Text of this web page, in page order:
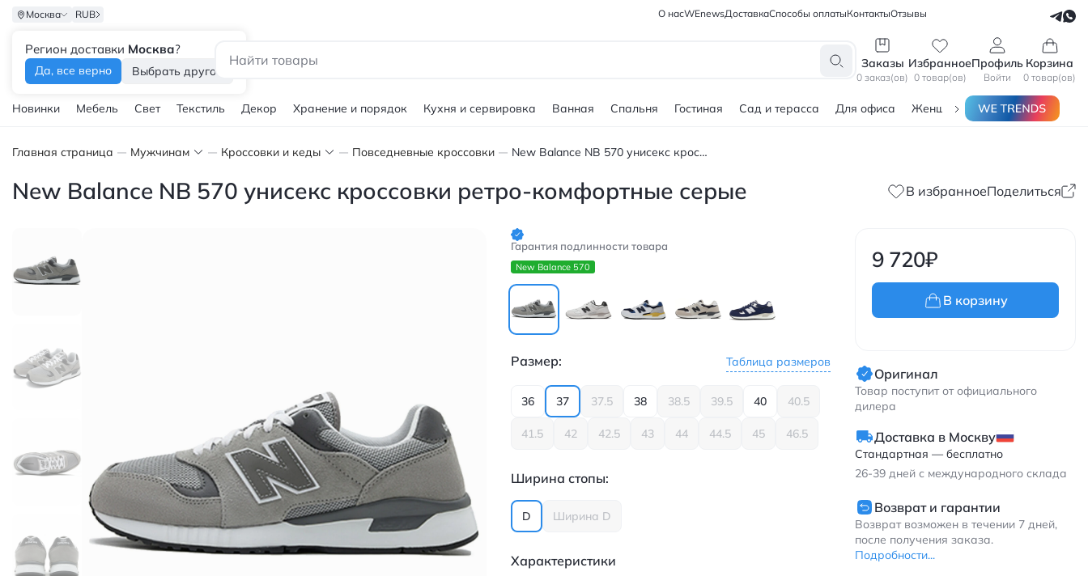
Москва
Регион доставки Москва?
Да, все верно Выбрать другой
RUB О насWEnewsДоставкаСпособы оплатыКонтактыОтзывы
Заказы
0 заказ(ов)
Избранное
0 товар(ов)
Профиль
Войти
Корзина
0 товар(ов)
Новинки Мебель Свет Текстиль Декор Хранение и порядок Кухня и сервировка Ванная Спальня Гостиная Сад и терасса Для офиса Женщинам Мужчинам
Главная страница Мужчинам Кроссовки и кеды Повседневные кроссовки New Balance NB 570 унисекс кроссовки ретро-комфортные серые
New Balance NB 570 унисекс кроссовки ретро-комфортные серые В избранноеПоделиться
Гарантия подлинности товара
New Balance 570
Размер: Таблица размеров
36 37 37.5 38 38.5 39.5 40 40.5
41.5 42 42.5 43 44 44.5 45 46.5
Ширина стопы:
D Ширина D
Характеристики
9 720₽
В корзину
Оригинал
Товар поступит от официального
дилера
Доставка в Москву
Стандартная — бесплатно
26-39 дней с международного склада
Возврат и гарантии
Возврат возможен в течении 7 дней,
после получения заказа.
Подробности...